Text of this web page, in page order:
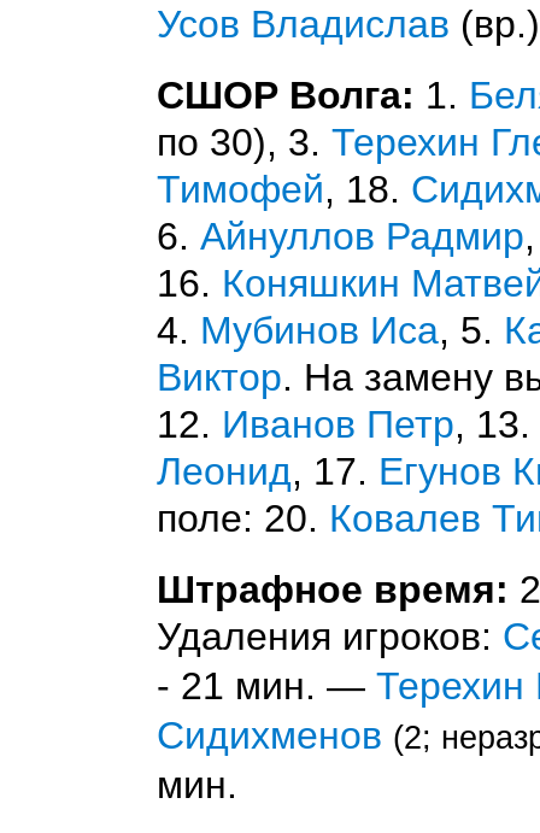
Усов Владислав
СШОР Волга: 1.
по 30), 3. Терехин
Тимофей, 18.
6. Айнуллов Радмир
16. Коняшкин
4. Мубинов Иса, 5.
Виктор. На замену
12. Иванов Петр, 13.
Леонид, 17. Егунов
поле: 20. Ковалев
Штрафное время:
Удаления игроков:
- 21 мин. — Терехин
Сидихменов (2;
мин.